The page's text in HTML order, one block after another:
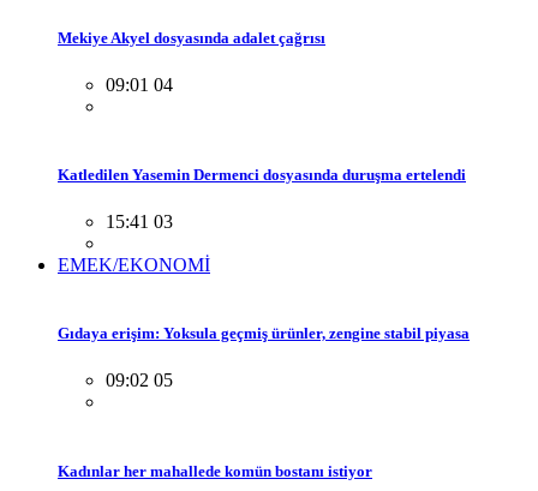
Mekiye Akyel dosyasında adalet çağrısı
09:01 04
Katledilen Yasemin Dermenci dosyasında duruşma ertelendi
15:41 03
EMEK/EKONOMİ
Gıdaya erişim: Yoksula geçmiş ürünler, zengine stabil piyasa
09:02 05
Kadınlar her mahallede komün bostanı istiyor